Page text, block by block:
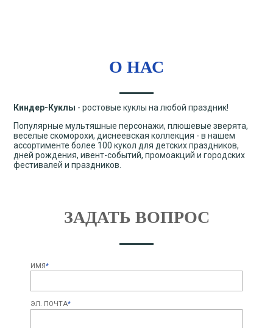
О НАС
Киндер-Куклы - ростовые куклы на любой праздник!
Популярные мультяшные персонажи, плюшевые зверята,
веселые скоморохи, диснеевская коллекция - в нашем
ассортименте более 100 кукол для детских праздников,
дней рождения, ивент-событий, промоакций и городских
фестивалей и праздников.
ЗАДАТЬ ВОПРОС
ИМЯ*
ЭЛ. ПОЧТА*